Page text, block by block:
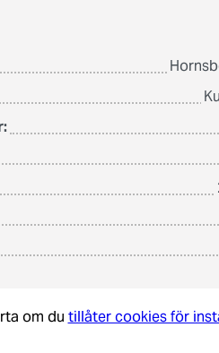
om du tillåter cookies för